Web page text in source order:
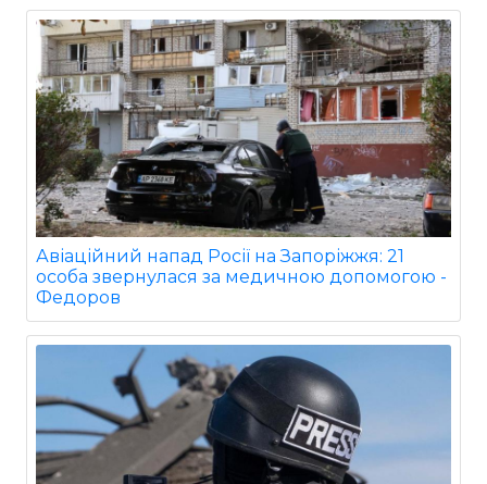
Авіаційний напад Росії на Запоріжжя: 21
особа звернулася за медичною допомогою -
Федоров